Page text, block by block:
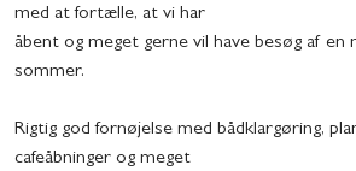
med at fortælle, at vi har
åbent og meget gerne vil have besøg af en
sommer.
Rigtig god fornøjelse med bådklargøring,
cafeåbninger og meget